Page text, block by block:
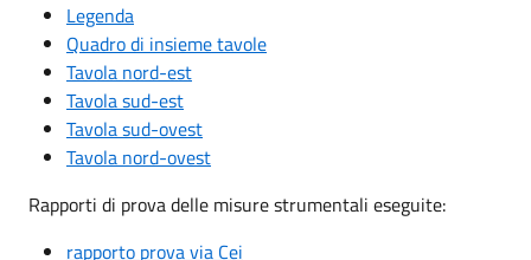
Legenda
Quadro di insieme tavole
Tavola nord-est
Tavola sud-est
Tavola sud-ovest
Tavola nord-ovest
Rapporti di prova delle misure strumentali eseguite:
rapporto prova via Cei